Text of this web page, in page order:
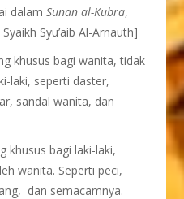
dalamSunan al-Kubra,
Syu’aib Al-Arnauth]
khusus bagi wanita, tidak
laki, seperti daster,
sandal wanita, dan
khusus bagi laki-laki,
wanita. Seperti peci,
dan semacamnya.